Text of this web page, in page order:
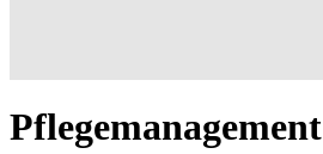
Pflegemanagement